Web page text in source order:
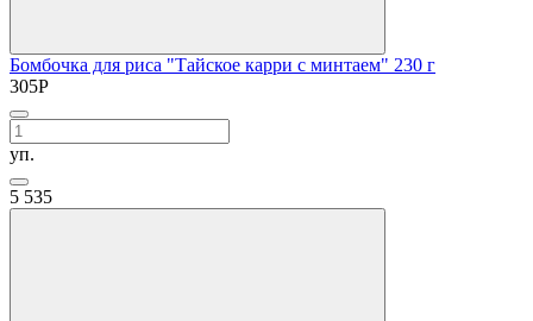
Бомбочка для риса "Тайское карри с минтаем" 230 г
305Р
уп.
5 535